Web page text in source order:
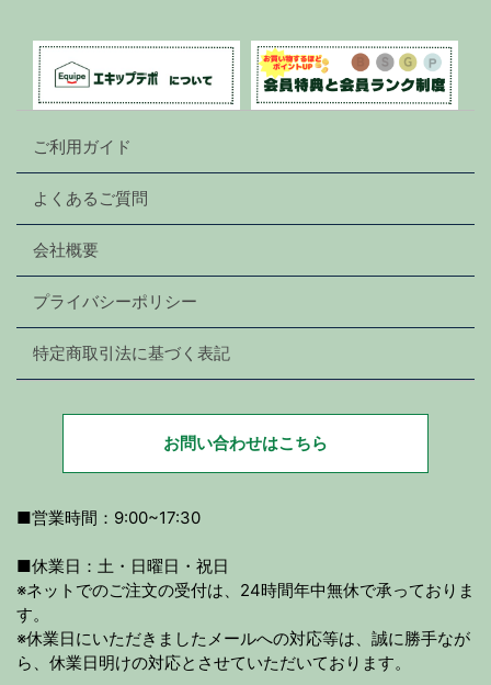
ご利用ガイド
よくあるご質問
会社概要
プライバシーポリシー
特定商取引法に基づく表記
お問い合わせはこちら
■営業時間：9:00~17:30
■休業日：土・日曜日・祝日
※ネットでのご注文の受付は、24時間年中無休で承っておりま
す。
※休業日にいただきましたメールへの対応等は、誠に勝手なが
ら、休業日明けの対応とさせていただいております。